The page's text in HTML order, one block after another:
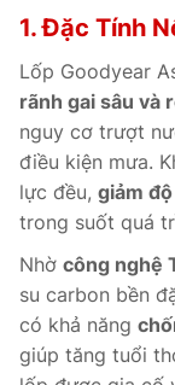
1. Đặc Tính
Lốp Goodyear
rãnh gai sâu và
nguy cơ trượt
điều kiện mưa.
lực đều, giảm
trong suốt quá
Nhờ công nghệ
su carbon bền
có khả năng
giúp tăng tuổi